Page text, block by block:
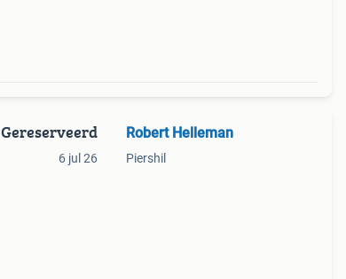
Gereserveerd
6 jul 26
Robert Helleman
Piershil